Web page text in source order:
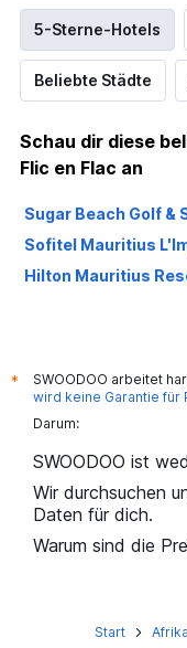
5-Sterne-Hotels
Beliebte Städte
Schau dir diese
Flic en Flac an
Sugar Beach Golf &
Sofitel Mauritius
Hilton Mauritius
*
SWOODOO arbeitet
wird keine Garantie für
Darum:
SWOODOO ist
Wir durchsuchen
Daten für dich.
Warum sind die
Start Afrika